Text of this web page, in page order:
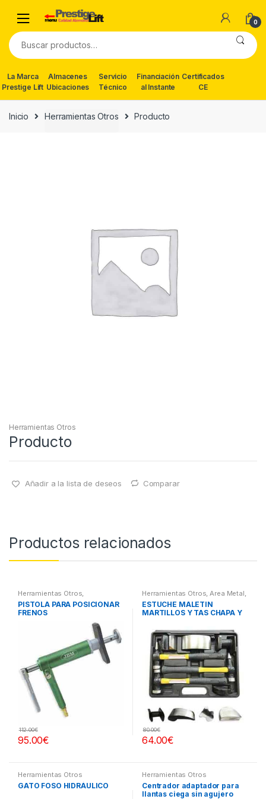
navigation
content
0
Buscar
por:
La Marca
Prestige Lift
Almacenes
Ubicaciones
Servicio
Técnico
Financiación
al Instante
Certificados
CE
Inicio Herramientas Otros Producto
Herramientas Otros
Producto
Añadir a la lista de deseos Comparar
Productos relacionados
Herramientas Otros,
Herramientas Frenos y
Refrigeración
PISTOLA PARA POSICIONAR
FRENOS
95.00€
112.00€
Herramientas Otros,Area Metal,
Roscas, Herramientas
Pintura,Maletines Herramientas,
Extractores, Compresímetros,
ESTUCHE MALETIN
MARTILLOS Y TAS CHAPA Y
64.00€
80.00€
Herramientas Otros
GATO FOSO HIDRÁULICO
Herramientas Otros
Centrador adaptador para
llantas ciega sin agujero